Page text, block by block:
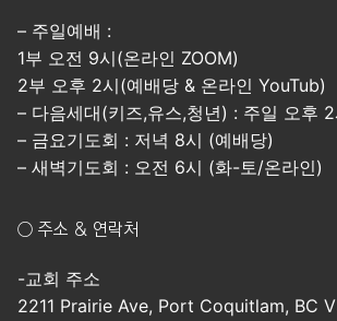
– 주일예배 :
1부 오전 9시(온라인 ZOOM)
2부 오후 2시(예배당 & 온라인 YouTub)
– 다음세대(키즈,유스,청년) : 주일 오후 2
– 금요기도회 : 저녁 8시 (예배당)
– 새벽기도회 : 오전 6시 (화-토/온라인)
○ 주소 & 연락처
-교회 주소
2211 Prairie Ave, Port Coquitlam, BC